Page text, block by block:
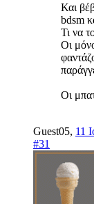
Και
bdsm
Τι να
Οι
Οι
Guest05, 11
#31